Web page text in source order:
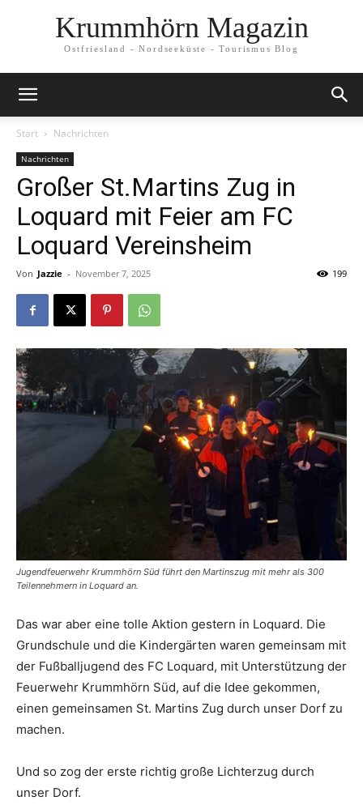
Krummhörn Magazin
Ostfriesland - Nordseeküste - Tourismus Blog
Start Nachrichten
Nachrichten
Großer St.Martins Zug in
Loquard mit Feier am FC
Loquard Vereinsheim
Von Jazzie - November 7, 2025 199
Jugendfeuerwehr Krummhörn Süd führt den Martinszug mit mehr als 300
Teilennehmern in Loquard an.
Das war aber eine tolle Aktion gestern in Loquard. Die
Grundschule und die Kindergärten waren gemeinsam mit
der Fußballjugend des FC Loquard, mit Unterstützung der
Feuerwehr Krummhörn Süd, auf die Idee gekommen,
einen gemeinsamen St. Martins Zug durch unser Dorf zu
machen.
Und so zog der erste richtig große Lichterzug durch
unser Dorf.